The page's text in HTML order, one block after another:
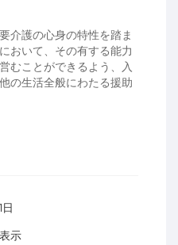
介護の心身の特性を踏ま
おいて、その有する能力
むことができるよう、入
の生活全般にわたる援助
示